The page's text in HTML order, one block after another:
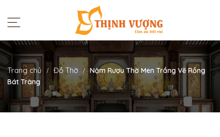
Trang chủ Đồ Thờ
Nậm Rượu Thờ Men Trắng Vẽ Rồng
Bát Tràng